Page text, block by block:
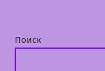
Поиск